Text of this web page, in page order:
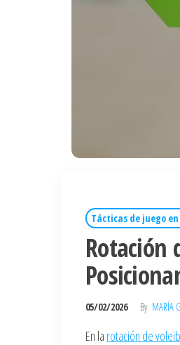
Tácticas de juego
Rotación
05/02/2026 By MARÍA
En la rotación de